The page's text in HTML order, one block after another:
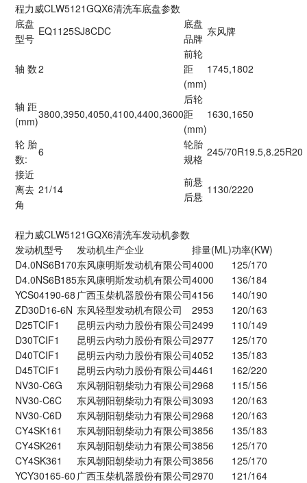
程力威CLW5121GQX6清洗车底盘参数
底盘
型号
EQ1125SJ8CDC
底盘
品牌
东风牌
轴 数2
前轮
距
(mm)
1745,1802
轴 距
(mm)
3800,3950,4050,4100,4400,3600
后轮
距
(mm)
1630,1650
轮 胎
数:
6
轮胎
规格
245/70R19.5,8.25R20
接近
离去
角
21/14
前悬
后悬
1130/2220
程力威CLW5121GQX6清洗车发动机参数
发动机型号
发动机生产企业 排量(ML)功率(KW)
D4.0NS6B170东风康明斯发动机有限公司4000
125/170
D4.0NS6B185东风康明斯发动机有限公司4000
136/184
YCS04190-68 广西玉柴机器股份有限公司4156
140/190
ZD30D16-6N 东风轻型发动机有限公司 2953
120/163
D25TCIF1
昆明云内动力股份有限公司2499
110/149
D30TCIF1
昆明云内动力股份有限公司2977
125/170
D40TCIF1
昆明云内动力股份有限公司4052
135/183
D45TCIF1
昆明云内动力股份有限公司4461
162/220
NV30-C6G
东风朝阳朝柴动力有限公司2968
115/156
NV30-C6C
东风朝阳朝柴动力有限公司3093
120/163
NV30-C6D
东风朝阳朝柴动力有限公司2968
120/163
CY4SK161
东风朝阳朝柴动力有限公司3856
135/183
CY4SK261
东风朝阳朝柴动力有限公司3856
125/170
CY4SK361
东风朝阳朝柴动力有限公司3856
125/170
YCY30165-60 广西玉柴机器股份有限公司2970 121/164